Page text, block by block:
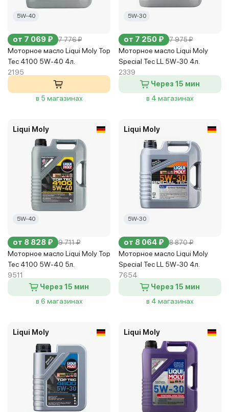
5W-40
от 7 069 ₽ 7 776 ₽
Моторное масло Liqui Moly Top
Tec 4100 5W-40 4л.
2195
в 5 магазинах
5W-30
от 7 250 ₽ 7 975 ₽
Моторное масло Liqui Moly
Special Tec LL 5W-30 4л.
2339
Через 15 мин
в 4 магазинах
Liqui Moly
5W-40
от 8 828 ₽ 9 711 ₽
Моторное масло Liqui Moly Top
Tec 4100 5W-40 5л.
9511
Через 15 мин
в 6 магазинах
Liqui Moly
5W-30
от 8 064 ₽ 8 870 ₽
Моторное масло Liqui Moly
Special Tec LL 5W-30 4л.
7654
Через 15 мин
в 4 магазинах
Liqui Moly Liqui Moly